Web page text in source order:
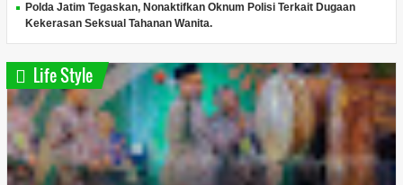
Polda Jatim Tegaskan, Nonaktifkan Oknum Polisi Terkait Dugaan
Kekerasan Seksual Tahanan Wanita.
Life Style